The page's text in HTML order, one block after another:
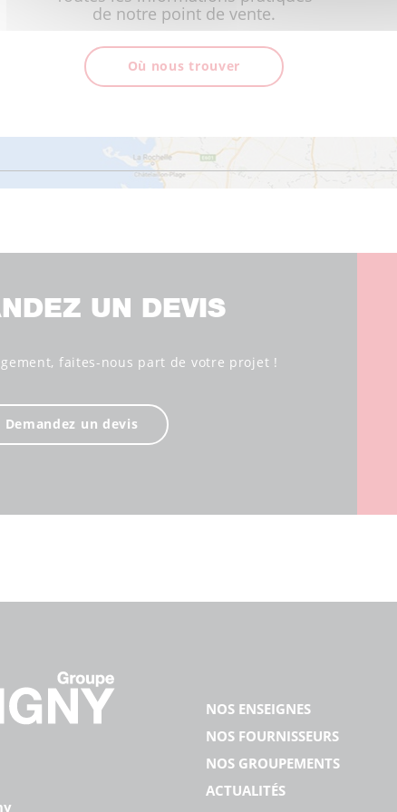
de notre point de vente.
Où nous trouver
UN DEVIS
faites-nous part de votre projet !
Demandez un devis
NOS ENSEIGNES
NOS FOURNISSEURS
NOS GROUPEMENTS
ACTUALITÉS